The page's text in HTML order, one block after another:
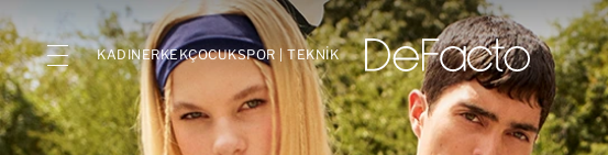
KADINERKEKÇOCUKSPOR | TEKNİK